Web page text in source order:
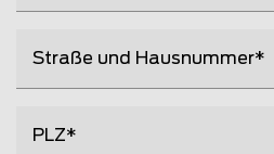
Straße und Hausnummer
PLZ